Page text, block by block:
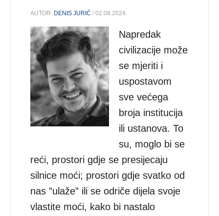
AUTOR: DENIS JURIĆ / 02.08.2024.
Napredak
civilizacije može
se mjeriti i
uspostavom
sve većega
broja institucija
ili ustanova. To
su, moglo bi se
reći, prostori gdje se presijecaju
silnice moći; prostori gdje svatko od
nas ”ulaže” ili se odriče dijela svoje
vlastite moći, kako bi nastalo